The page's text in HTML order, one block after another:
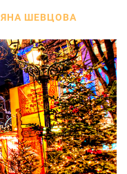
ЯНА ШЕВЦОВА